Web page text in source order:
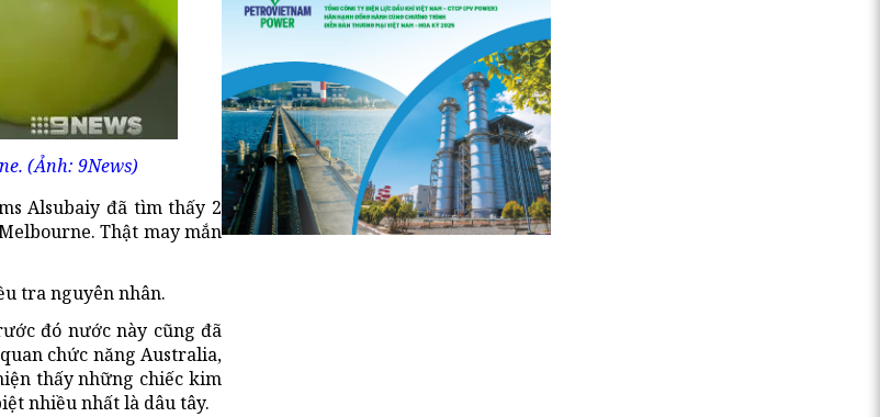
(Ảnh: 9News)
Alsubaiy đã tìm thấy 2
Thật may mắn
tra nguyên nhân.
đó nước này cũng đã
chức năng Australia,
thấy những chiếc kim
nhiều nhất là dâu tây.